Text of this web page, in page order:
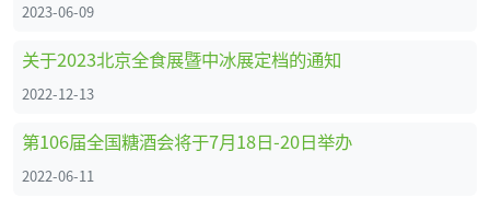
2023-06-09
关于2023北京全食展暨中冰展定档的通知
2022-12-13
第106届全国糖酒会将于7月18日-20日举办
2022-06-11